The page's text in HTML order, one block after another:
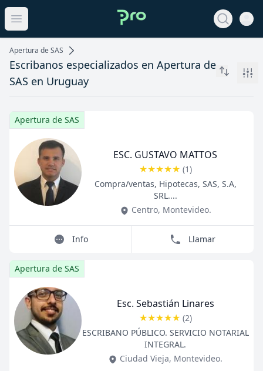
Open main menu
View
Apertura de SAS
Escribanos especializados en Apertura de
SAS en Uruguay
Apertura de SAS
ESC. GUSTAVO MATTOS
★★★★★ (1)
TitleCompra/ventas, Hipotecas, SAS, S.A,
SRL....
Centro, Montevideo.
Role
Info Llamar
Apertura de SAS
Esc. Sebastián Linares
★★★★★ (2)
Title
ESCRIBANO PÚBLICO. SERVICIO NOTARIAL
INTEGRAL.
Ciudad Vieja, Montevideo.
Role